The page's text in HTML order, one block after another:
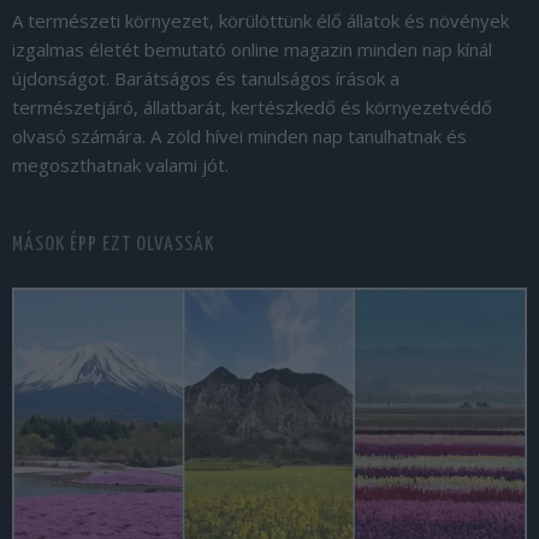
A természeti környezet, körülöttünk élő állatok és növények
izgalmas életét bemutató online magazin minden nap kínál
újdonságot. Barátságos és tanulságos írások a
természetjáró, állatbarát, kertészkedő és környezetvédő
olvasó számára. A zöld hívei minden nap tanulhatnak és
megoszthatnak valami jót.
MÁSOK ÉPP EZT OLVASSÁK